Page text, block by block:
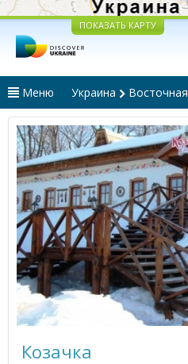
ПОКАЗАТЬ КАРТУ
Меню Украина Восточная
Козачка